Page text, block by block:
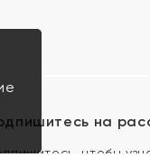
на
чтобы